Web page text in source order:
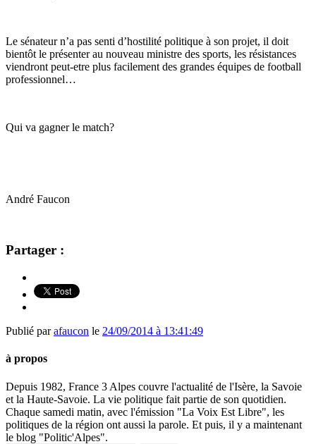
Le sénateur n’a pas senti d’hostilité politique à son projet, il doit
bientôt le présenter au nouveau ministre des sports, les résistances
viendront peut-etre plus facilement des grandes équipes de football
professionnel…
Qui va gagner le match?
André Faucon
Partager :
Publié parafaucon le 24/09/2014 à 13:41:49
à propos
Depuis 1982, France 3 Alpes couvre l'actualité de l'Isère, la Savoie
et la Haute-Savoie. La vie politique fait partie de son quotidien.
Chaque samedi matin, avec l'émission "La Voix Est Libre", les
politiques de la région ont aussi la parole. Et puis, il y a maintenant
le blog "Politic'Alpes".